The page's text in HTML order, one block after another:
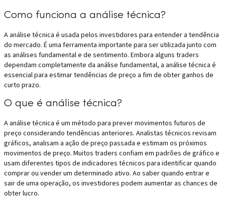
Como funciona a análise técnica?
A análise técnica é usada pelos investidores para entender a tendência
do mercado. É uma ferramenta importante para ser utilizada junto com
as análises fundamental e de sentimento. Embora alguns traders
dependam completamente da análise fundamental, a análise técnica é
essencial para estimar tendências de preço a fim de obter ganhos de
curto prazo.
O que é análise técnica?
A análise técnica é um método para prever movimentos futuros de
preço considerando tendências anteriores. Analistas técnicos revisam
gráficos, analisam a ação de preço passada e estimam os próximos
movimentos de preço. Muitos traders confiam em padrões de gráfico e
usam diferentes tipos de indicadores técnicos para identificar quando
comprar ou vender um determinado ativo. Ao saber quando entrar e
sair de uma operação, os investidores podem aumentar as chances de
obter lucro.